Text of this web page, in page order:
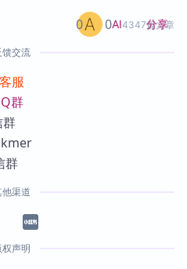
AI4347篇文章
0 0 分享
馈交流
服
群
群
他渠道
权声明